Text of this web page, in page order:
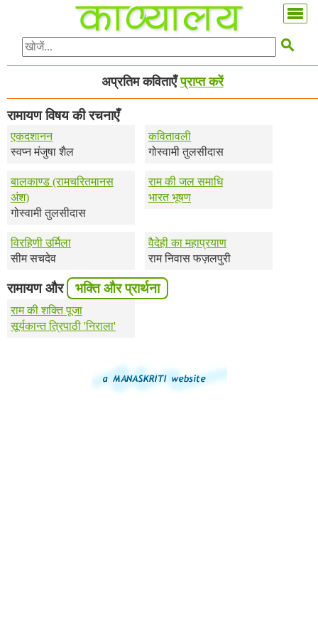

अप्रतिम कविताएँप्राप्त करें
रामायण विषय की रचनाएँ
एकदशानन
स्वप्न मंजुषा शैल
कवितावली
गोस्वामी तुलसीदास
बालकाण्ड (रामचरितमानस
अंश)
गोस्वामी तुलसीदास
राम की जल समाधि
भारत भूषण
विरहिणी उर्मिला
सीम सचदेव
वैदेही का महाप्रयाण
राम निवास फज़लपुरी
रामायण और भक्ति और प्रार्थना
राम की शक्ति पूजा
सूर्यकान्त त्रिपाठी 'निराला'